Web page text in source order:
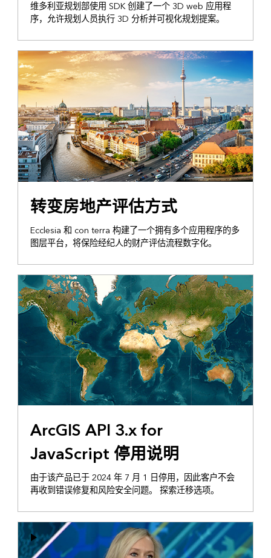
维多利亚规划部使用 SDK 创建了一个 3D web 应用程
序，允许规划人员执行 3D 分析并可视化规划提案。
转变房地产评估方式
Ecclesia 和 con terra 构建了一个拥有多个应用程序的多
图层平台，将保险经纪人的财产评估流程数字化。
ArcGIS API 3.x for
JavaScript 停用说明
由于该产品已于 2024 年 7 月 1 日停用，因此客户不会
再收到错误修复和风险安全问题。 探索迁移选项。